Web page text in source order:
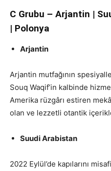
C Grubu – Arjantin |
| Polonya
Arjantin
Arjantin mutfağının
Souq Waqif’in kalbinde
Amerika rüzgârı estiren
olan ve lezzetli otantik
Suudi Arabistan
2022 Eylül’de kapılarını